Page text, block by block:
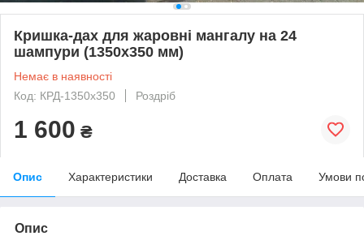
Кришка-дах для жаровні мангалу на 24
шампури (1350х350 мм)
Немає в наявності
Код: КРД-1350х350
Роздріб
1 600 ₴
Опис Характеристики Доставка Оплата Умови
Опис